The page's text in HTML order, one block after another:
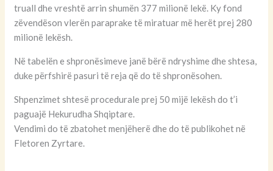
truall dhe vreshtë arrin shumën 377 milionë lekë. Ky fond
zëvendëson vlerën paraprake të miratuar më herët prej 280
milionë lekësh.
Në tabelën e shpronësimeve janë bërë ndryshime dhe shtesa,
duke përfshirë pasuri të reja që do të shpronësohen.
Shpenzimet shtesë procedurale prej 50 mijë lekësh do t’i
paguajë Hekurudha Shqiptare.
Vendimi do të zbatohet menjëherë dhe do të publikohet në
Fletoren Zyrtare.